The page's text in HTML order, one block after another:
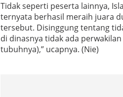
Tidak seperti peserta lainnya,
ternyata berhasil meraih juara
tersebut. Disinggung tentang
di dinasnya tidak ada
tubuhnya),” ucapnya. (Nie)